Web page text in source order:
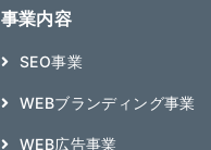
事業内容
SEO事業
WEBブランディング事業
WEB広告事業